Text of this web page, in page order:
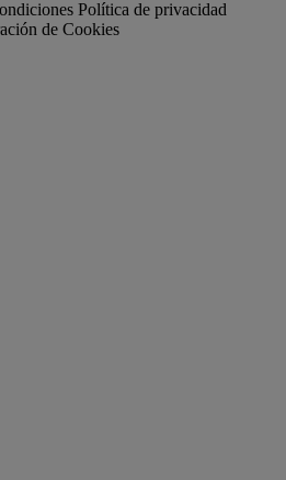
Política de privacidad
de Cookies